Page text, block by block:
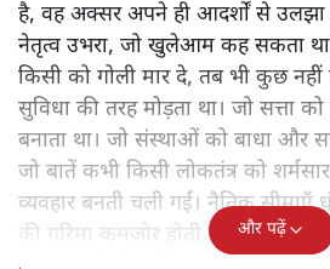
है, वह अक्सर अपने ही आदर्शों से उलझा
नेतृत्व उभरा, जो खुलेआम कह सकता
किसी को गोली मार दे, तब भी कुछ नहीं
सुविधा की तरह मोड़ता था। जो सत्ता
बनाता था। जो संस्थाओं को बाधा और
जो बातें कभी किसी लोकतंत्र को
व्यवहार बनती चली गईं। नैतिक
की गरिमा कमजोर होती गई। दुनिया
और पढ़ें